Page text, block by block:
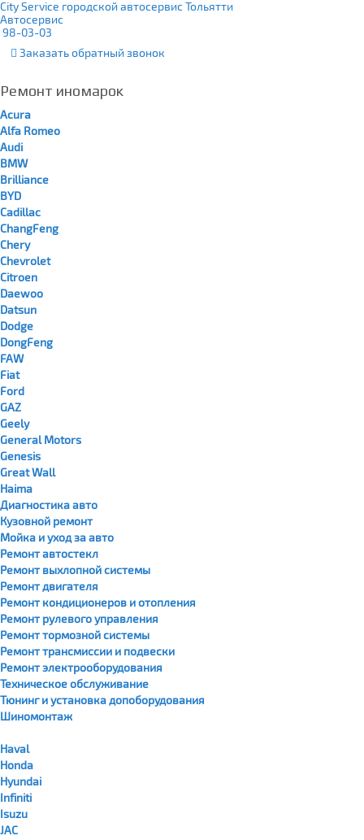
City Service городской автосервис Тольятти
Автосервис
98-03-03
Заказатьобратный звонок
Ремонт иномарок
Acura
Alfa Romeo
Audi
BMW
Brilliance
BYD
Cadillac
ChangFeng
Chery
Chevrolet
Citroen
Daewoo
Datsun
Dodge
DongFeng
FAW
Fiat
Ford
GAZ
Geely
General Motors
Genesis
Great Wall
Haima
Диагностика авто
Кузовной ремонт
Мойка и уход за авто
Ремонт автостекл
Ремонт выхлопной системы
Ремонт двигателя
Ремонт кондиционеров и отопления
Ремонт рулевого управления
Ремонт тормозной системы
Ремонт трансмиссии и подвески
Ремонт электрооборудования
Техническое обслуживание
Тюнинг и установка допоборудования
Шиномонтаж
Haval
Honda
Hyundai
Infiniti
Isuzu
JAC